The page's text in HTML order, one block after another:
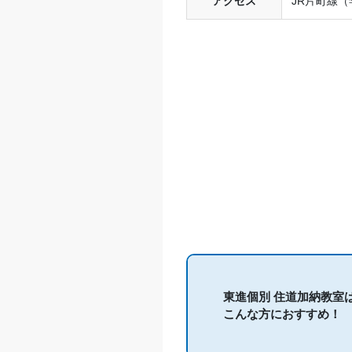
東進個別 住道加納教室
こんな方におすすめ！